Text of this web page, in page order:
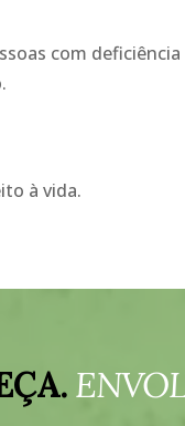
com
à vida.